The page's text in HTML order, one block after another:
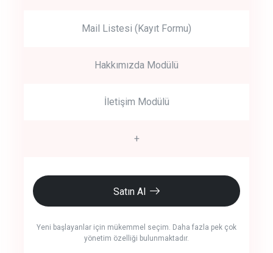
Mail Listesi (Kayıt Formu)
Hakkımızda Modülü
İletişim Modülü
+
Satın Al
Yeni başlayanlar için mükemmel seçim. Daha fazla pek çok
yönetim özelliği bulunmaktadır.